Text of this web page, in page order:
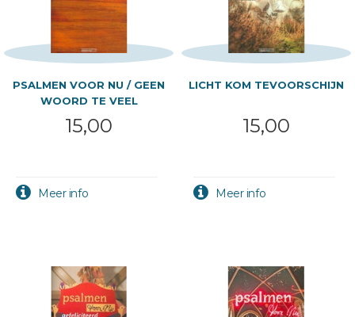
PSALMEN VOOR NU / GEEN
WOORD TE VEEL
15,00
LICHT KOM TEVOORSCHIJN
15,00